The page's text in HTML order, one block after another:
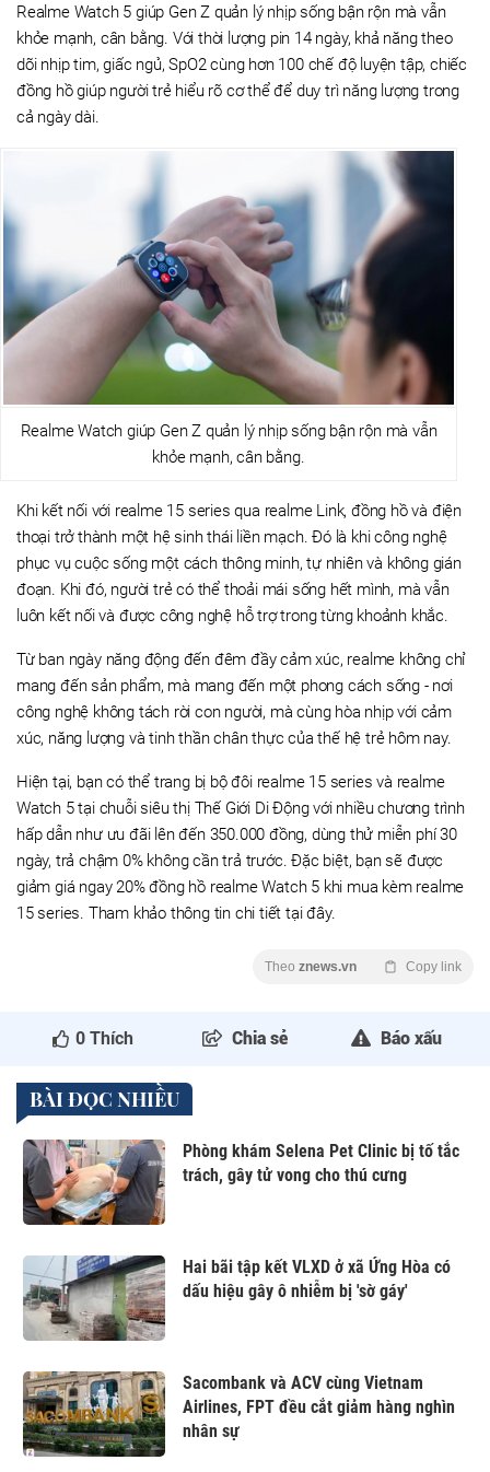
Realme Watch 5 giúp Gen Z quản lý nhịp sống bận rộn mà vẫn
khỏe mạnh, cân bằng. Với thời lượng pin 14 ngày, khả năng theo
dõi nhịp tim, giấc ngủ, SpO2 cùng hơn 100 chế độ luyện tập, chiếc
đồng hồ giúp người trẻ hiểu rõ cơ thể để duy trì năng lượng trong
cả ngày dài.
Realme Watch giúp Gen Z quản lý nhịp sống bận rộn mà vẫn
khỏe mạnh, cân bằng.
Khi kết nối với realme 15 series qua realme Link, đồng hồ và điện
thoại trở thành một hệ sinh thái liền mạch. Đó là khi công nghệ
phục vụ cuộc sống một cách thông minh, tự nhiên và không gián
đoạn. Khi đó, người trẻ có thể thoải mái sống hết mình, mà vẫn
luôn kết nối và được công nghệ hỗ trợ trong từng khoảnh khắc.
Từ ban ngày năng động đến đêm đầy cảm xúc, realme không chỉ
mang đến sản phẩm, mà mang đến một phong cách sống - nơi
công nghệ không tách rời con người, mà cùng hòa nhịp với cảm
xúc, năng lượng và tinh thần chân thực của thế hệ trẻ hôm nay.
Hiện tại, bạn có thể trang bị bộ đôi realme 15 series và realme
Watch 5 tại chuỗi siêu thị Thế Giới Di Động với nhiều chương trình
hấp dẫn như ưu đãi lên đến 350.000 đồng, dùng thử miễn phí 30
ngày, trả chậm 0% không cần trả trước. Đặc biệt, bạn sẽ được
giảm giá ngay 20% đồng hồ realme Watch 5 khi mua kèm realme
15 series. Tham khảo thông tin chi tiết tại đây.
Theo znews.vn Copy link
0 Thích Chia sẻ Báo xấu
BÀI ĐỌC NHIỀU
Phòng khám Selena Pet Clinic bị tố tắc
trách, gây tử vong cho thú cưng
Hai bãi tập kết VLXD ở xã Ứng Hòa có
dấu hiệu gây ô nhiễm bị 'sờ gáy'
Sacombank và ACV cùng Vietnam
Airlines, FPT đều cắt giảm hàng nghìn
nhân sự